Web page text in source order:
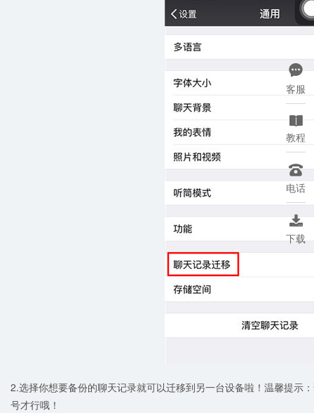
2.选择你想要备份的聊天记录就可以迁移到另一台设备啦！温馨提示
号才行哦！

客服

教程

电话

下载